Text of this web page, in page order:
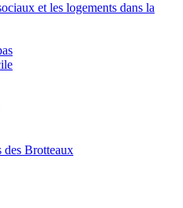
et les logements dans la
des Brotteaux